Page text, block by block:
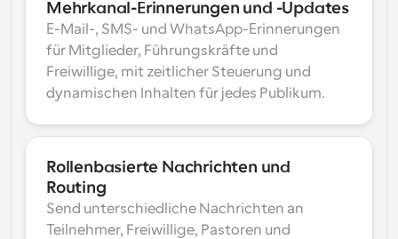
Mehrkanal-Erinnerungen und -Updates
E-Mail-, SMS- und WhatsApp-Erinnerungen
für Mitglieder, Führungskräfte und
Freiwillige, mit zeitlicher Steuerung und
dynamischen Inhalten für jedes Publikum.
Rollenbasierte Nachrichten und
Routing
Send unterschiedliche Nachrichten an
Teilnehmer, Freiwillige, Pastoren und